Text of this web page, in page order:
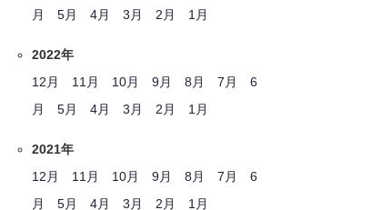
月
5月 4月 3月 2月 1月
2022年
12月
11月 10月 9月 8月 7月
6
月
5月 4月 3月 2月 1月
2021年
12月
11月 10月 9月 8月 7月
6
月
5月 4月 3月 2月 1月